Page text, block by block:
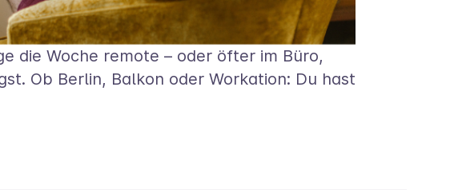
die Woche remote – oder öfter im Büro,
Ob Berlin, Balkon oder Workation: Du hast